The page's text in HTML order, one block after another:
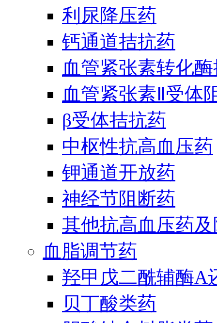
利尿降压药
钙通道拮抗药
血管紧张素转化
血管紧张素Ⅱ受体
β受体拮抗药
中枢性抗高血压药
钾通道开放药
神经节阻断药
其他抗高血压药
血脂调节药
羟甲戊二酰辅酶A
贝丁酸类药